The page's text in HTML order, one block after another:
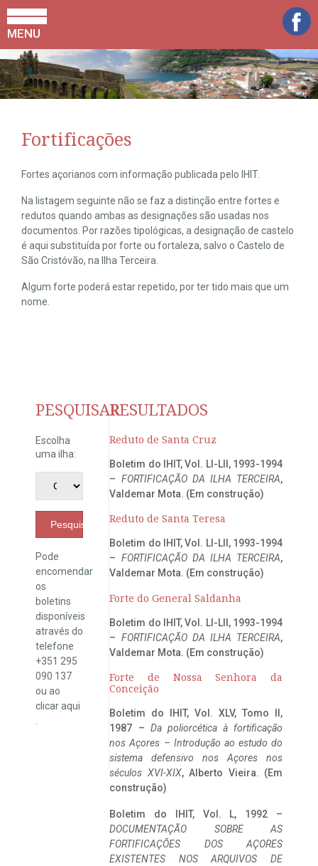
MENU
Fortificações
Fortes açorianos com informação publicada pelo IHIT.
Na listagem seguinte não se faz a distinção entre fortes e
redutos quando ambas as designações são usadas nos
documentos. Por razões tipológicas, a designação de castelo
é aqui substituída por forte ou fortaleza, salvo o Castelo de
São Cristóvão, na Ilha Terceira.
Algum forte poderá estar repetido, por ter tido mais que um
nome.
PESQUISAR
Escolha
uma ilha:
Pesquisar
Pode
encomendar
os
boletins
disponíveis
através do
telefone
+351 295
090 137
ou ao
clicaraqui
RESULTADOS
Reduto de Santa Cruz
Boletim do IHIT, Vol. LI-LII, 1993-1994
– FORTIFICAÇÃO DA ILHA TERCEIRA,
Valdemar Mota. (Em construção)
Reduto de Santa Teresa
Boletim do IHIT, Vol. LI-LII, 1993-1994
– FORTIFICAÇÃO DA ILHA TERCEIRA,
Valdemar Mota. (Em construção)
Forte do General Saldanha
Boletim do IHIT, Vol. LI-LII, 1993-1994
– FORTIFICAÇÃO DA ILHA TERCEIRA,
Valdemar Mota. (Em construção)
Forte de Nossa Senhora da
Conceição
Boletim do IHIT, Vol. XLV, Tomo II,
1987 – Da poliorcética à fortificação
nos Açores – Introdução ao estudo do
sistema defensivo nos Açores nos
séculos XVI-XIX, Alberto Vieira. (Em
construção)
Boletim do IHIT, Vol. L, 1992 –
DOCUMENTAÇÃO SOBRE AS
FORTIFICAÇÕES DOS AÇORES
EXISTENTES NOS ARQUIVOS DE